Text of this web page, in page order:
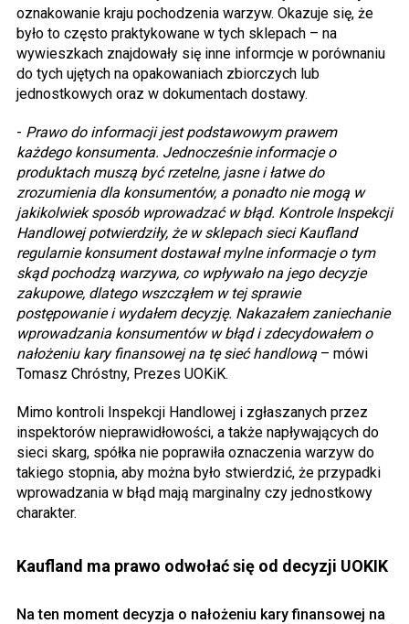
oznakowanie kraju pochodzenia warzyw. Okazuje się, że
było to często praktykowane w tych sklepach – na
wywieszkach znajdowały się inne informcje w porównaniu
do tych ujętych na opakowaniach zbiorczych lub
jednostkowych oraz w dokumentach dostawy.
- Prawo do informacji jest podstawowym prawem
każdego konsumenta. Jednocześnie informacje o
produktach muszą być rzetelne, jasne i łatwe do
zrozumienia dla konsumentów, a ponadto nie mogą w
jakikolwiek sposób wprowadzać w błąd. Kontrole Inspekcji
Handlowej potwierdziły, że w sklepach sieci Kaufland
regularnie konsument dostawał mylne informacje o tym
skąd pochodzą warzywa, co wpływało na jego decyzje
zakupowe, dlatego wszcząłem w tej sprawie
postępowanie i wydałem decyzję. Nakazałem zaniechanie
wprowadzania konsumentów w błąd i zdecydowałem o
nałożeniu kary finansowej na tę sieć handlową – mówi
Tomasz Chróstny, Prezes UOKiK.
Mimo kontroli Inspekcji Handlowej i zgłaszanych przez
inspektorów nieprawidłowości, a także napływających do
sieci skarg, spółka nie poprawiła oznaczenia warzyw do
takiego stopnia, aby można było stwierdzić, że przypadki
wprowadzania w błąd mają marginalny czy jednostkowy
charakter.
Kaufland ma prawo odwołać się od decyzji UOKIK
Na ten moment decyzja o nałożeniu kary finansowej na